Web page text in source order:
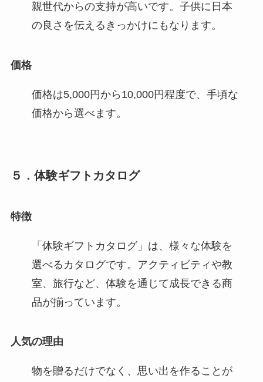
親世代からの支持が高いです。子供に日本
の良さを伝えるきっかけにもなります。
価格
価格は5,000円から10,000円程度で、手頃な
価格から選べます。
５．体験ギフトカタログ
特徴
「体験ギフトカタログ」は、様々な体験を
選べるカタログです。アクティビティや教
室、旅行など、体験を通じて成長できる商
品が揃っています。
人気の理由
物を贈るだけでなく、思い出を作ることが